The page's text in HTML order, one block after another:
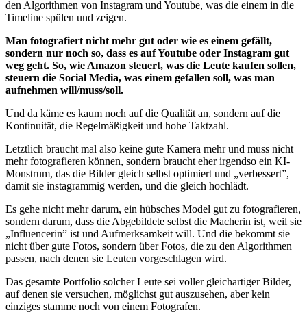
den Algorithmen von Instagram und Youtube, was die einem in die
Timeline spülen und zeigen.
Man fotografiert nicht mehr gut oder wie es einem gefällt,
sondern nur noch so, dass es auf Youtube oder Instagram gut
weg geht. So, wie Amazon steuert, was die Leute kaufen sollen,
steuern die Social Media, was einem gefallen soll, was man
aufnehmen will/muss/soll.
Und da käme es kaum noch auf die Qualität an, sondern auf die
Kontinuität, die Regelmäßigkeit und hohe Taktzahl.
Letztlich braucht mal also keine gute Kamera mehr und muss nicht
mehr fotografieren können, sondern braucht eher irgendso ein KI-
Monstrum, das die Bilder gleich selbst optimiert und „verbessert”,
damit sie instagrammig werden, und die gleich hochlädt.
Es gehe nicht mehr darum, ein hübsches Model gut zu fotografieren,
sondern darum, dass die Abgebildete selbst die Macherin ist, weil sie
„Influencerin” ist und Aufmerksamkeit will. Und die bekommt sie
nicht über gute Fotos, sondern über Fotos, die zu den Algorithmen
passen, nach denen sie Leuten vorgeschlagen wird.
Das gesamte Portfolio solcher Leute sei voller gleichartiger Bilder,
auf denen sie versuchen, möglichst gut auszusehen, aber kein
einziges stamme noch von einem Fotografen.